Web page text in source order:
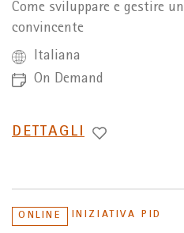
Come sviluppare e gestire
convincente
Italiana
On Demand
PASSA
DETTAGLI
ONLINE INIZIATIVA PID